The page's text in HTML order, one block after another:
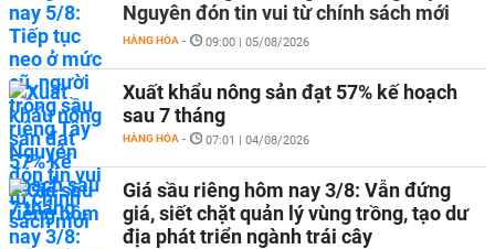
Nguyên đón tin vui từ chính sách mới
HÀNG HÓA - 09:00 | 05/08/2026
Xuất khẩu nông sản đạt 57% kế hoạch
sau 7 tháng
HÀNG HÓA - 07:01 | 04/08/2026
Giá sầu riêng hôm nay 3/8: Vẫn đứng
giá, siết chặt quản lý vùng trồng, tạo dư
địa phát triển ngành trái cây